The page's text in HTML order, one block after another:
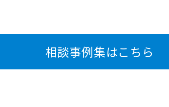
相談事例集はこちら